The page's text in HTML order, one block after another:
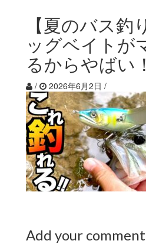
【夏のバス釣
ッグベイトが
るからやばい！
/ 2026年6月2日 /
Add your comment